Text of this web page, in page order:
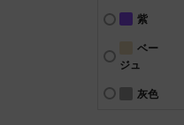
紫
ベー
ジュ
灰色